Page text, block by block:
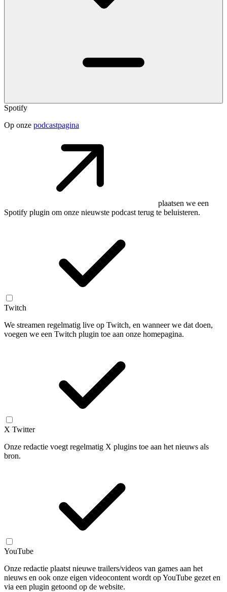
Spotify
Op onze podcastpagina
plaatsen we een
Spotify plugin om onze nieuwste podcast terug te beluisteren.
Twitch
We streamen regelmatig live op Twitch, en wanneer we dat doen,
voegen we een Twitch plugin toe aan onze homepagina.
X Twitter
Onze redactie voegt regelmatig X plugins toe aan het nieuws als
bron.
YouTube
Onze redactie plaatst nieuwe trailers/videos van games aan het
nieuws en ook onze eigen videocontent wordt op YouTube gezet en
via een plugin getoond op de website.